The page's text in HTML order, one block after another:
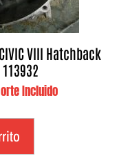
VIII Hatchback
113932
Incluido